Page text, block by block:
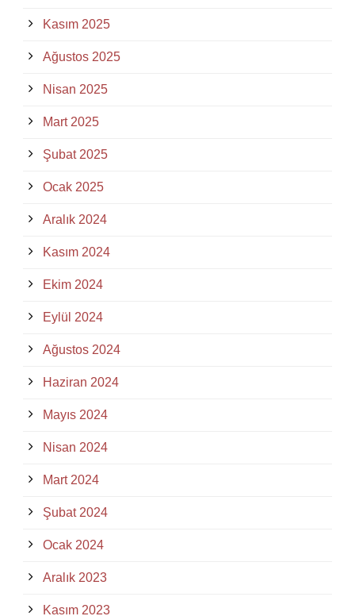
Kasım 2025
Ağustos 2025
Nisan 2025
Mart 2025
Şubat 2025
Ocak 2025
Aralık 2024
Kasım 2024
Ekim 2024
Eylül 2024
Ağustos 2024
Haziran 2024
Mayıs 2024
Nisan 2024
Mart 2024
Şubat 2024
Ocak 2024
Aralık 2023
Kasım 2023